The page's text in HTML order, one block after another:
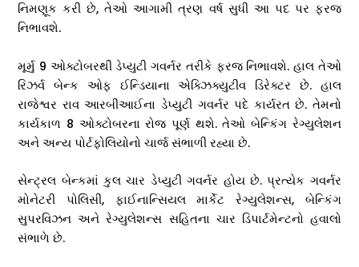
નિમણૂક કરી છે, તેઓ આગામી ત્રણ વર્ષ સુધી આ પદ પર ફરજ
નિભાવશે.
મૂર્મુ 9 ઓક્ટોબરથી ડેપ્યુટી ગવર્નર તરીકે ફરજ નિભાવશે. હાલ તેઓ
રિઝર્વ બેન્ક ઓફ ઈન્ડિયાના એક્ઝિક્યુટીવ ડિરેક્ટર છે. હાલ
રાજેશ્વર રાવ આરબીઆઈના ડેપ્યુટી ગવર્નર પદે કાર્યરત છે. તેમનો
કાર્યકાળ 8 ઓક્ટોબરના રોજ પૂર્ણ થશે. તેઓ બેન્કિંગ રેગ્યુલેશન
અને અન્ય પોર્ટફોલિયોનો ચાર્જ સંભાળી રહ્યા છે.
સેન્ટ્રલ બેન્કમાં કુલ ચાર ડેપ્યુટી ગવર્નર હોય છે. પ્રત્યેક ગવર્નર
મોનેટરી પોલિસી, ફાઈનાન્સિયલ માર્કેટ રેગ્યુલેશન્સ, બેન્કિંગ
સુપરવિઝન અને રેગ્યુલેશન્સ સહિતના ચાર ડિપાર્ટમેન્ટનો હવાલો
સંભાળે છે.